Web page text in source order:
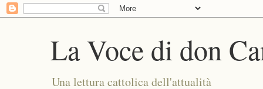
La Voce di don
Una lettura cattolica dell'attualità